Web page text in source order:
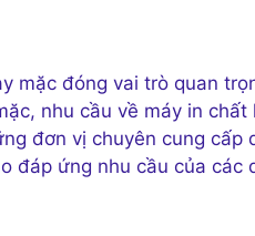
mặc đóng vai trò quan
nhu cầu về máy in
đơn vị chuyên cung
đáp ứng nhu cầu của các